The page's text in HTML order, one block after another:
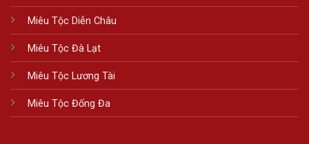
Miêu Tộc Diễn Châu
Miêu Tộc Đà Lạt
Miêu Tộc Lương Tài
Miêu Tộc Đống Đa